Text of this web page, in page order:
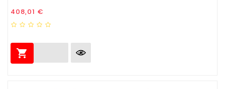
Prezzo
408,01 €
